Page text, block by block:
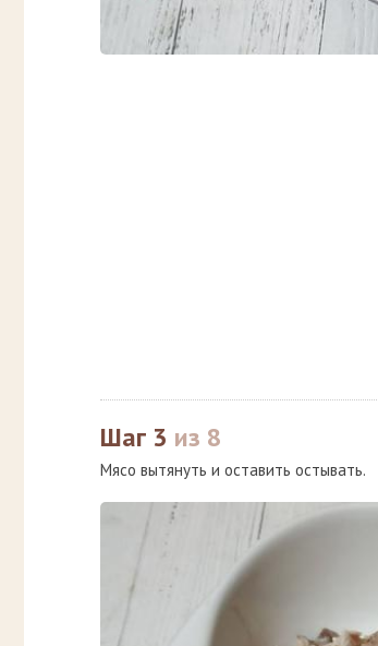
Шаг 3 из 8
Мясо вытянуть и оставить остывать.